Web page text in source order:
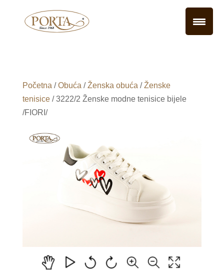
Početna /Obuća /Ženska obuća /Ženske
tenisice/ 3222/2 Ženske modne tenisice bijele
/FIORI/